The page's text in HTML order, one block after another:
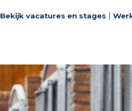
Bekijk vacatures en stages